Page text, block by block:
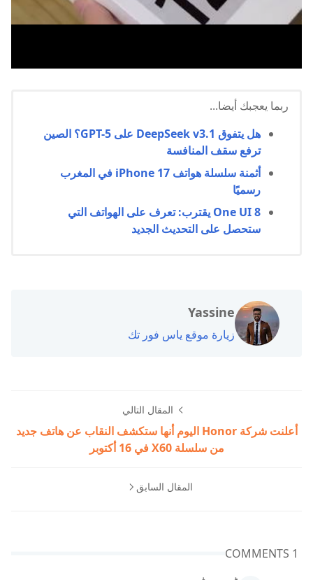
ربما يعجبك أيضا...
هل يتفوق DeepSeek v3.1 على GPT-5؟ الصين
ترفع سقف المنافسة
أثمنة سلسلة هواتف iPhone 17 في المغرب
رسميًا
One UI 8 يقترب: تعرف على الهواتف التي
ستحصل على التحديث الجديد
Yassine
زيارة موقع ياس فور تك
المقال التالي
أعلنت شركة Honor اليوم أنها ستكشف النقاب عن هاتف جديد
من سلسلة X60 في 16 أكتوبر
المقال السابق
1 COMMENTS